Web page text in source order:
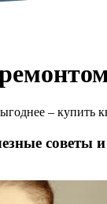
– купить
советы